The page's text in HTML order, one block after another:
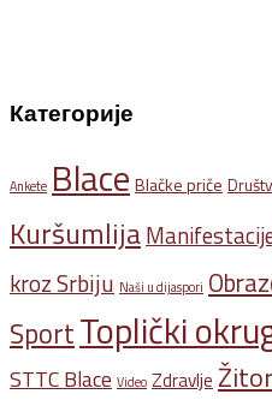
Категорије
Ankete Blace Blačke priče
Kuršumlija
kroz Srbiju Naši u dijaspori
SportToplički
STTC Blace Video Zdravlje